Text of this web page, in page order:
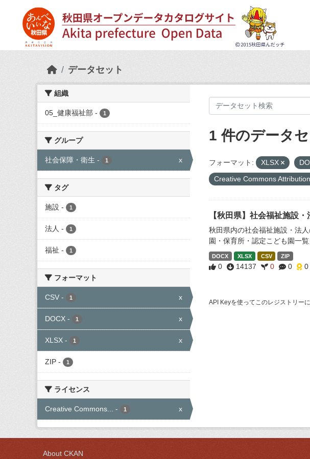
データセット
組織
05_健康福祉部 - 1
グループ
社会保障・衛生 - 1 x
タグ
施設 - 1
法人 - 1
福祉 - 1
フォーマット
CSV - 1 x
DOCX - 1 x
XLSX - 1 x
ZIP - 1
ライセンス
Creative Commons... - 1 x
1 件のデータ
フォーマット: XLSX
Creative Commons
【秋田県】社会福祉施設・
秋田県内の社会福祉施設・法
園・保育所・認定こども園一覧
DOCX XLSX CSV ZIP
0 14137 0 0 0
API Keyを使ってこのレジストリー
About CKAN